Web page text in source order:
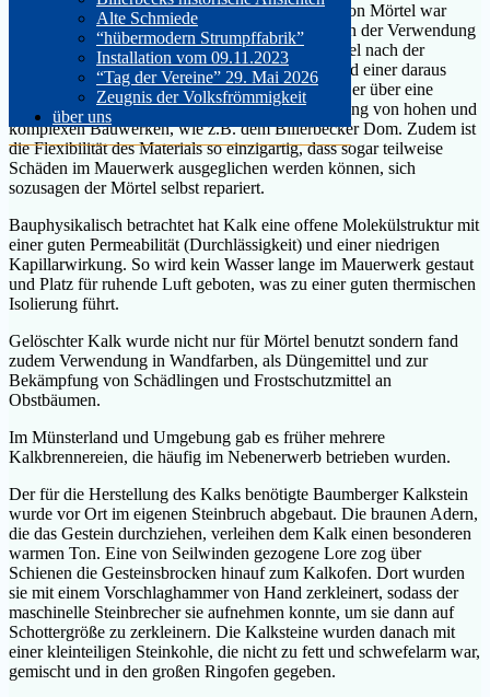
Alte Schmiede
“hübermodern Strumpffabrik”
Installation vom 09.11.2023
“Tag der Vereine” 29. Mai 2026
Zeugnis der Volksfrömmigkeit
über uns
Das wichtigste Rohmaterial bei der Herstellung von Mörtel war
früher Kalk. Seine mechanischen Eigenschaften in der Verwendung
als Baustoff sind sehr besonders. Wenn Kalkmörtel nach der
Verarbeitung trocknet, was langsam geschieht, und einer daraus
folgenden ersten hydraulischen Reaktion, verfügt er über eine
Druckfestigkeit, die notwendig ist für die Errichtung von hohen und
komplexen Bauwerken, wie z.B. dem Billerbecker Dom. Zudem ist
die Flexibilität des Materials so einzigartig, dass sogar teilweise
Schäden im Mauerwerk ausgeglichen werden können, sich
sozusagen der Mörtel selbst repariert.
Bauphysikalisch betrachtet hat Kalk eine offene Molekülstruktur mit
einer guten Permeabilität (Durchlässigkeit) und einer niedrigen
Kapillarwirkung. So wird kein Wasser lange im Mauerwerk gestaut
und Platz für ruhende Luft geboten, was zu einer guten thermischen
Isolierung führt.
Gelöschter Kalk wurde nicht nur für Mörtel benutzt sondern fand
zudem Verwendung in Wandfarben, als Düngemittel und zur
Bekämpfung von Schädlingen und Frostschutzmittel an
Obstbäumen.
Im Münsterland und Umgebung gab es früher mehrere
Kalkbrennereien, die häufig im Nebenerwerb betrieben wurden.
Der für die Herstellung des Kalks benötigte Baumberger Kalkstein
wurde vor Ort im eigenen Steinbruch abgebaut. Die braunen Adern,
die das Gestein durchziehen, verleihen dem Kalk einen besonderen
warmen Ton. Eine von Seilwinden gezogene Lore zog über
Schienen die Gesteinsbrocken hinauf zum Kalkofen. Dort wurden
sie mit einem Vorschlaghammer von Hand zerkleinert, sodass der
maschinelle Steinbrecher sie aufnehmen konnte, um sie dann auf
Schottergröße zu zerkleinern. Die Kalksteine wurden danach mit
einer kleinteiligen Steinkohle, die nicht zu fett und schwefelarm war,
gemischt und in den großen Ringofen gegeben.